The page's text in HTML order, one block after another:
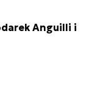
Anguilli i